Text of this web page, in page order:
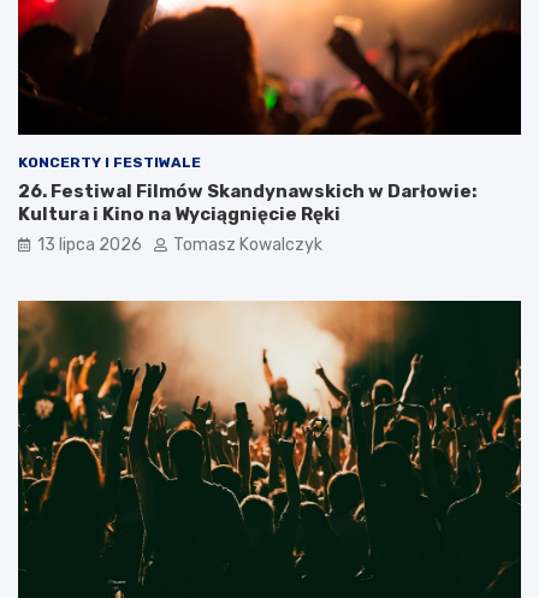
KONCERTY I FESTIWALE
26. Festiwal Filmów Skandynawskich w Darłowie:
Kultura i Kino na Wyciągnięcie Ręki
13 lipca 2026 Tomasz Kowalczyk